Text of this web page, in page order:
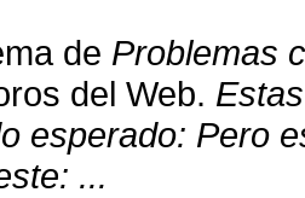
de Problemas
del Web.
esperado: Pero
...